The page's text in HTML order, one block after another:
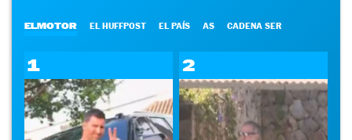
ELMOTOR EL HUFFPOST EL PAÍS AS CADENA SER
1 2